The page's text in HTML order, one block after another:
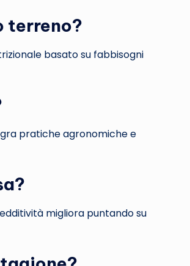
terreno?
basato su fabbisogni
pratiche agronomiche e
migliora puntando su